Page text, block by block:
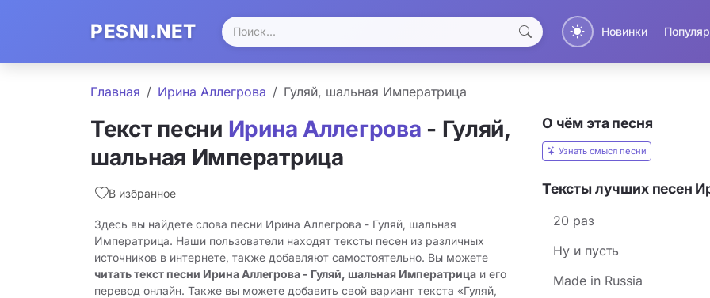
PESNI.NET Новинки
Главная Ирина Аллегрова Гуляй, шальная Императрица
Текст песни Ирина Аллегрова - Гуляй,
шальная Императрица
В избранное
Здесь вы найдете слова песни Ирина Аллегрова - Гуляй, шальная
Императрица. Наши пользователи находят тексты песен из различных
источников в интернете, также добавляют самостоятельно. Вы можете
читать текст песни Ирина Аллегрова - Гуляй, шальная Императрица и его
перевод онлайн. Также вы можете добавить свой вариант текста «Гуляй,
О чём эта песня
Узнать смысл песни
Тексты лучших песен
20 раз
Hу и пусть
Made in Russia